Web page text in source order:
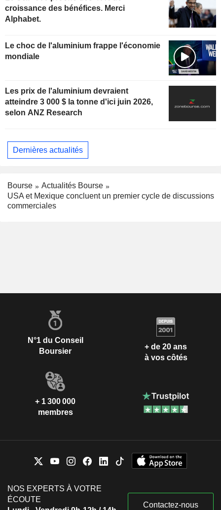
croissance des bénéfices. Merci
Alphabet.
Le choc de l'aluminium frappe l'économie
mondiale
Les prix de l'aluminium devraient
atteindre 3 000 $ la tonne d'ici juin 2026,
selon ANZ Research
Dernières actualités
Bourse
Actualités Bourse
USA et Mexique concluent un premier cycle de discussions
commerciales
N°1 du Conseil
Boursier
+ de 20 ans
à vos côtés
+ 1 300 000
membres
NOS EXPERTS À VOTRE
ÉCOUTE
Contactez-nous